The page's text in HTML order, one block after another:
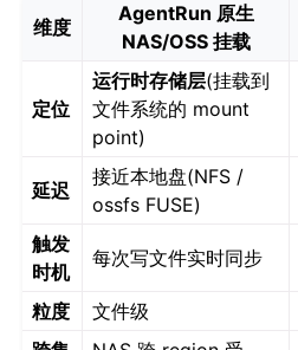
维度
AgentRun 原生
NAS/OSS 挂载
定位
运行时存储层(挂载到
文件系统的 mount
point)
延迟
接近本地盘(NFS /
ossfs FUSE)
触发
时机
每次写文件实时同步
粒度
文件级